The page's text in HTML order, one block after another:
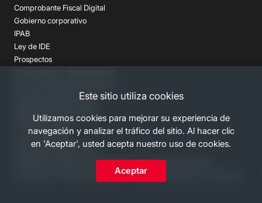
Este sitio utiliza cookies
Utilizamos cookies para mejorar su experiencia de
navegación y analizar el tráfico del sitio. Al hacer clic
en 'Aceptar', usted acepta nuestro uso de cookies.
Aceptar
Comprobante Fiscal Digital
Gobierno corporativo
IPAB
Ley de IDE
Prospectos
Despachos de Cobranza
Términos Legales
Canales Banorte
Personas Desaparecidas
Consulta los costos y las comisiones de nuestros productos
2026 Grupo Financiero Banorte. Todos los derechos reservados.